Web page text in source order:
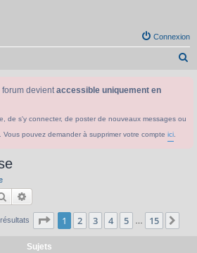
Connexion
forum devientaccessible uniquement en
de s'y connecter, de poster de nouveaux messages ou
pouvez demander à supprimer votre compte ici
Rechercher
Page 1sur15
1 2 3 4 5 15
Sujets